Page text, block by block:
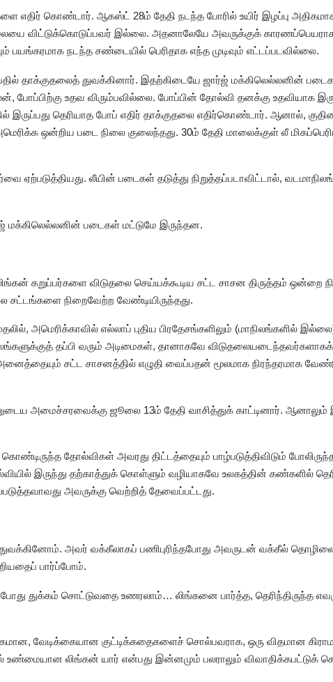
எதிர் கொண்டார். ஆகஸ்ட் 28ம் தேதி நடந்த போரில் உயிர் இழப்பு
விட்டுக்கொடுப்பவர் இல்லை. அதனாலேயே அவருக்குக் காரணப்பெயராக
பயங்கரமாக நடந்த சண்டையில் பெரிதாக எந்த முடிவும் எட்டப்படவில்லை.
தாக்குதலைத் துவக்கினார். இதற்கிடையே ஜார்ஜ் மக்கிலெல்லனின்
போப்பிற்கு உதவ விரும்பவில்லை. போப்பின் தோல்வி தனக்கு உதவியாக
தெரியாத போப் எதிர் தாக்குதலை எதிர்கொண்டார். ஆனால்,
ஒன்றிய படை நிலை குலைந்தது. 30ம் தேதி மாலைக்குள் லீ
ஏற்படுத்தியது. லீயின் படைகள் தடுத்து நிறுத்தப்படாவிட்டால்,
மக்கிலெல்லனின் படைகள் மட்டுமே இருந்தன.
கறுப்பர்களை விடுதலை செய்யக்கூடிய சட்ட சாசன திருத்தம் ஒன்றை
சட்டங்களை நிறைவேற்ற வேண்டியிருந்தது.
அமெரிக்காவில் எல்லாப் புதிய பிரதேசங்களிலும் (மாநிலங்களில்
தப்பி வரும் அடிமைகள், தானாகவே விடுதலையடைந்தவர்களாகக்
சட்ட சாசனத்தில் எழுதி வைப்பதன் மூலமாக நிரந்தரமாக
அமைச்சரவைக்கு ஜூலை 13ம் தேதி வாசித்துக் காட்டினார். ஆனாலும்
தோல்விகள் அவரது திட்டத்தையும் பாழ்படுத்திவிடும்
இருந்து தற்காத்துக் கொள்ளும் வழியாகவே உலகத்தின் கண்களில்
அவருக்கு வெற்றித் தேவைப்பட்டது.
அவர் வக்கீலாகப் பணிபுரிந்தபோது அவருடன் வக்கீல் தொழிலை
பார்ப்போம்.
துக்கம் சொட்டுவதை உணரலாம்… லிங்கனை பார்த்த, தெரிந்திருந்த
வேடிக்கையான குட்டிக்கதைகளைச் சொல்பவராக, ஒரு விதமான
உண்மையான லிங்கன் யார் என்பது இன்னமும் பலராலும் விவாதிக்கபட்டுக்